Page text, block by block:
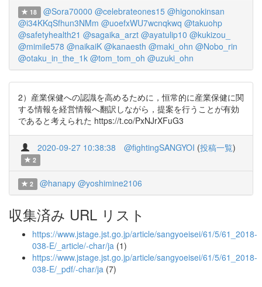
18 @Sora70000 @celebrateones15 @higonokinsan
@i34KKqSfhun3NMm @uoefxWU7wcnqkwq @takuohp
@safetyhealth21 @sagaika_arzt @ayatulip10 @kukizou_
@mimile578 @naikaiK @kanaesth @maki_ohn @Nobo_rin
@otaku_in_the_1k @tom_tom_oh @uzuki_ohn
2）産業保健への認識を高めるために，恒常的に産業保健に関
する情報を経営情報へ翻訳しながら，提案を行うことが有効
であると考えられた https://t.co/PxNJrXFuG3
2020-09-27 10:38:38 @fightingSANGYOI (投稿一覧)
2
2 @hanapy @yoshimine2106
収集済み URL リスト
https://www.jstage.jst.go.jp/article/sangyoeisei/61/5/61_2018-
038-E/_article/-char/ja (1)
https://www.jstage.jst.go.jp/article/sangyoeisei/61/5/61_2018-
038-E/_pdf/-char/ja (7)